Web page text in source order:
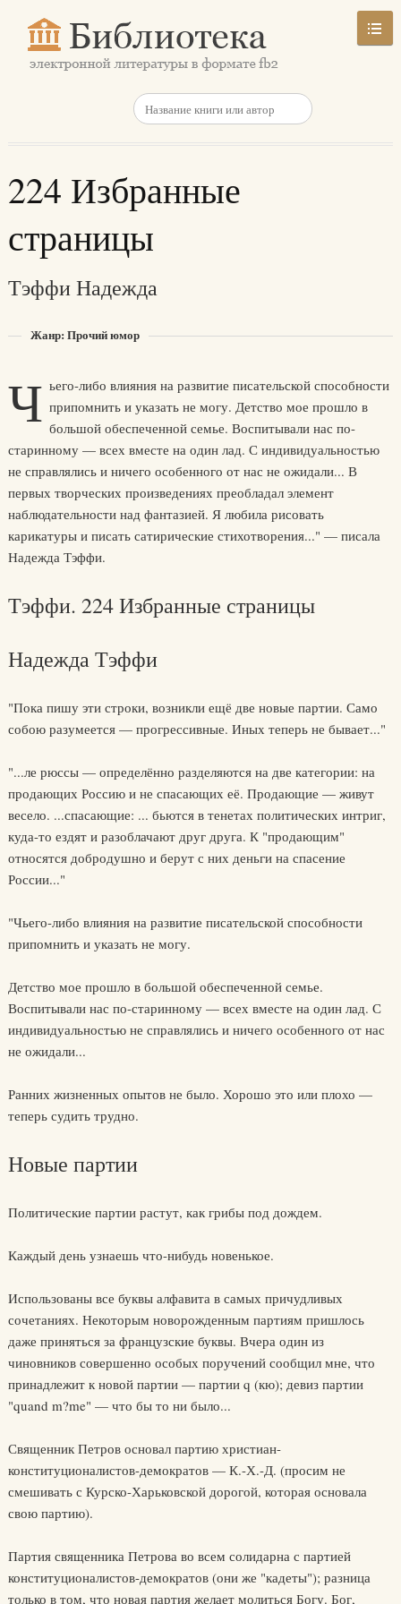
224 Избранные
страницы
Тэффи Надежда
Жанр: Прочий юмор
Ч ьего-либо влияния на развитие писательской способности
припомнить и указать не могу. Детство мое прошло в
большой обеспеченной семье. Воспитывали нас по-
старинному — всех вместе на один лад. С индивидуальностью
не справлялись и ничего особенного от нас не ожидали... В
первых творческих произведениях преобладал элемент
наблюдательности над фантазией. Я любила рисовать
карикатуры и писать сатирические стихотворения..." — писала
Надежда Тэффи.
Тэффи. 224 Избранные страницы
Надежда Тэффи
"Пока пишу эти строки, возникли ещё две новые партии. Само
собою разумеется — прогрессивные. Иных теперь не бывает..."
"...ле рюссы — определённо разделяются на две категории: на
продающих Россию и не спасающих её. Продающие — живут
весело. ...спасающие: ... бьются в тенетах политических интриг,
куда-то ездят и разоблачают друг друга. К "продающим"
относятся добродушно и берут с них деньги на спасение
России..."
"Чьего-либо влияния на развитие писательской способности
припомнить и указать не могу.
Детство мое прошло в большой обеспеченной семье.
Воспитывали нас по-старинному — всех вместе на один лад. С
индивидуальностью не справлялись и ничего особенного от нас
не ожидали...
Ранних жизненных опытов не было. Хорошо это или плохо —
теперь судить трудно.
Новые партии
Политические партии растут, как грибы под дождем.
Каждый день узнаешь что-нибудь новенькое.
Использованы все буквы алфавита в самых причудливых
сочетаниях. Некоторым новорожденным партиям пришлось
даже приняться за французские буквы. Вчера один из
чиновников совершенно особых поручений сообщил мне, что
принадлежит к новой партии — партии q (кю); девиз партии
"quand m?me" — что бы то ни было...
Священник Петров основал партию христиан-
конституционалистов-демократов — К.-Х.-Д. (просим не
смешивать с Курско-Харьковской дорогой, которая основала
свою партию).
Партия священника Петрова во всем солидарна с партией
конституционалистов-демократов (они же "кадеты"); разница
только в том, что новая партия желает молиться Богу. Бог,